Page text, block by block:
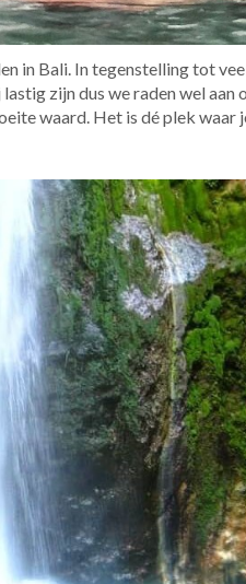
in Bali. In tegenstelling tot
zijn dus we raden wel aan
waard. Het is dé plek waar